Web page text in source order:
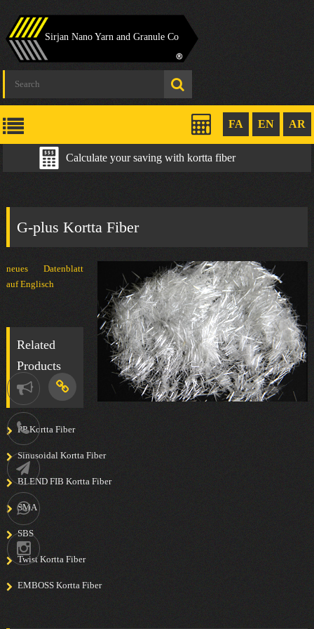
Sirjan Nano Yarn and Granule Co
AR
EN
FA
Calculate your saving with kortta fiber
G-plus Kortta Fiber
neues Datenblatt
auf Englisch
Related
Products
PP Kortta Fiber
Sinusoidal Kortta Fiber
BLEND FIB Kortta Fiber
SMA
SBS
Twist Kortta Fiber
EMBOSS Kortta Fiber
Notification
021-
88752902